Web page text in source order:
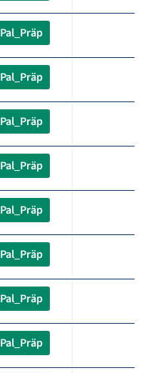
Pal_Präp
Pal_Präp
Pal_Präp
Pal_Präp
Pal_Präp
Pal_Präp
Pal_Präp
Pal_Präp